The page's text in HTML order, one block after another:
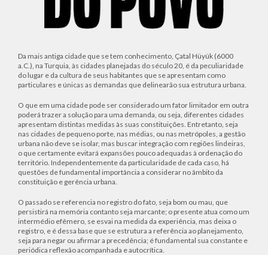
Da mais antiga cidade que se tem conhecimento, Çatal Hüyük (6000
a.C.), na Turquia, às cidades planejadas do século 20, é da peculiaridade
do lugar e da cultura de seus habitantes que se apresentam como
particulares e únicas as demandas que delinearão sua estrutura urbana.
O que em uma cidade pode ser considerado um fator limitador em outra
poderá trazer a solução para uma demanda, ou seja, diferentes cidades
apresentam distintas medidas às suas constituições. Entretanto, seja
nas cidades de pequeno porte, nas médias, ou nas metrópoles, a gestão
urbana não deve se isolar, mas buscar integração com regiões lindeiras,
o que certamente evitará expansões pouco adequadas à ordenação do
território. Independentemente da particularidade de cada caso, há
questões de fundamental importância a considerar no âmbito da
constituição e gerência urbana.
O passado se referencia no registro do fato, seja bom ou mau, que
persistirá na memória contanto seja marcante; o presente atua como um
intermédio efêmero, se esvai na medida da experiência, mas deixa o
registro, e é dessa base que se estrutura a referência ao planejamento,
seja para negar ou afirmar a precedência; é fundamental sua constante e
periódica reflexão acompanhada e autocrítica.